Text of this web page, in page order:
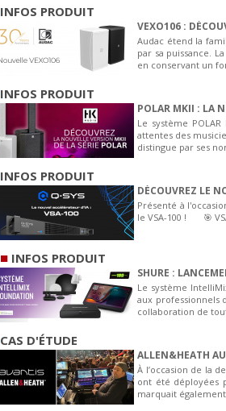
INFOS PRODUIT
VEXO106 :
Audac étend la
par sa puissance.
en conservant un
INFOS PRODUIT
POLAR MKII : LA
Le système
attentes des
distingue par ses
INFOS PRODUIT
DÉCOUVREZ LE
Présenté à
le VSA-100 ! 🎯
■ INFOS PRODUIT
SHURE :
Le système
aux professionnels
collaboration de
CAS D'ÉTUDE
ALLEN&HEATH
À l’occasion de la
ont été déployées
marquait également